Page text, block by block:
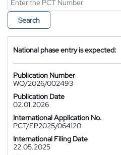
Search
National phase entry is expected:
Publication Number
WO/2026/002493
Publication Date
02.01.2026
International Application No.
PCT/EP2025/064120
International Filing Date
22.05.2025